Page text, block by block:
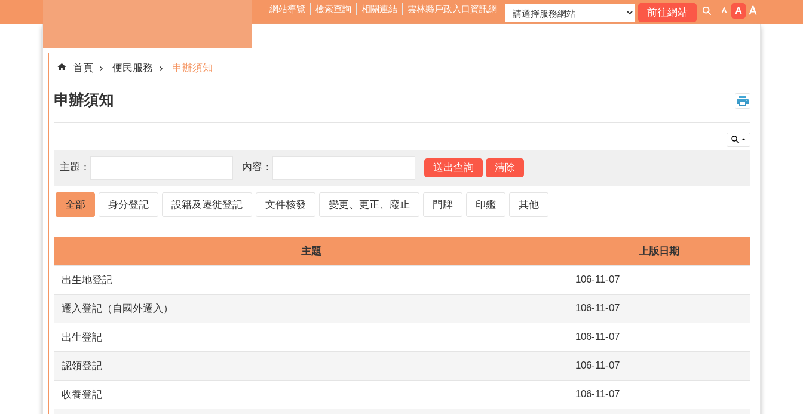
網站導覽 檢索查詢 相關連結 雲林縣戶政入口資訊網
首頁 便民服務 申辦須知
申辦須知
主題： 內容：
全部 身分登記 設籍及遷徙登記 文件核發 變更、更正、廢止 門牌 印鑑 其他
主題 上版日期
出生地登記 106-11-07
遷入登記（自國外遷入） 106-11-07
出生登記 106-11-07
認領登記 106-11-07
收養登記 106-11-07